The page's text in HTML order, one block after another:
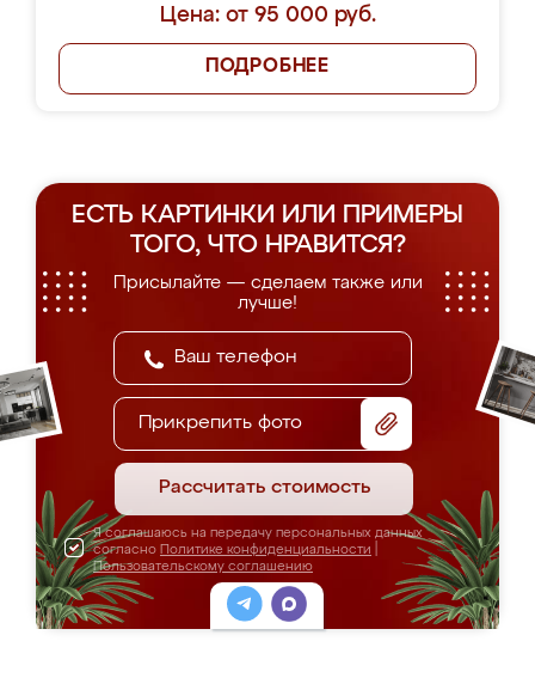
Цена: от 95 000 руб.
ПОДРОБНЕЕ
ЕСТЬ КАРТИНКИ ИЛИ ПРИМЕРЫ
ТОГО, ЧТО НРАВИТСЯ?
Присылайте — сделаем также или
лучше!
Прикрепить фото
Рассчитать стоимость
Я соглашаюсь на передачу персональных данных
согласно Политике конфиденциальности
Пользовательскому соглашению